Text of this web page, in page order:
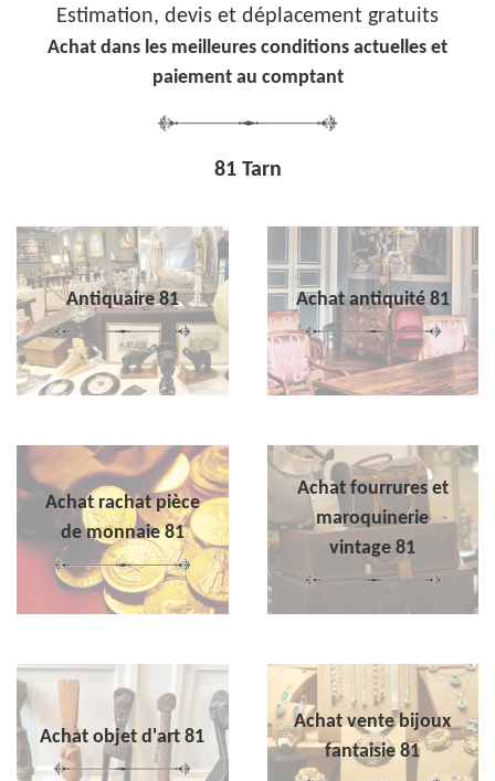
Estimation, devis et déplacement gratuits
Achat dans les meilleures conditions actuelles et
paiement au comptant
81 Tarn
Antiquaire 81 Achat antiquité 81
Achat rachat pièce
de monnaie 81
Achat fourrures et
maroquinerie
vintage 81
Achat objet d'art 81
Achat vente bijoux
fantaisie 81